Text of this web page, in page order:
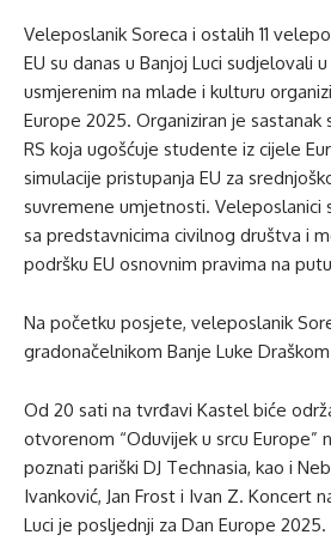
Veleposlanik Soreca i ostalih 11
EU su danas u Banjoj Luci sudjelovali
usmjerenim na mlade i kulturu
Europe 2025. Organiziran je sastanak
RS koja ugošćuje studente iz cijele
simulacije pristupanja EU za
suvremene umjetnosti. Veleposlanici
sa predstavnicima civilnog društva i
podršku EU osnovnim pravima na
Na početku posjete, veleposlanik
gradonačelnikom Banje Luke
Od 20 sati na tvrđavi Kastel biće
otvorenom “Oduvijek u srcu Europe”
poznati pariški DJ Technasia, kao i
Ivanković, Jan Frost i Ivan Z. Koncert
Luci je posljednji za Dan Europe